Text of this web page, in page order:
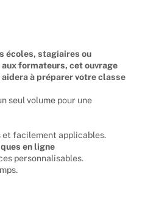
écoles, stagiaires ou
formateurs, cet ouvrage
à préparer votre classe
seul volume pour une
facilement applicables.
en ligne
personnalisables.